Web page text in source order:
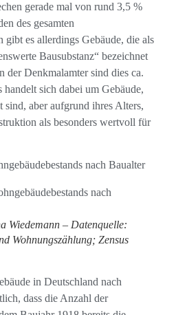
gerade mal von rund 3,5 %
des gesamten
gibt es allerdings Gebäude, die als
Bausubstanz“ bezeichnet
der Denkmalamter sind dies ca.
sich dabei um Gebäude,
sind, aber aufgrund ihres Alters,
als besonders wertvoll für
nach Baualter
Wiedemann – Datenquelle:
Wohnungszählung; Zensus
in Deutschland nach
dass die Anzahl der